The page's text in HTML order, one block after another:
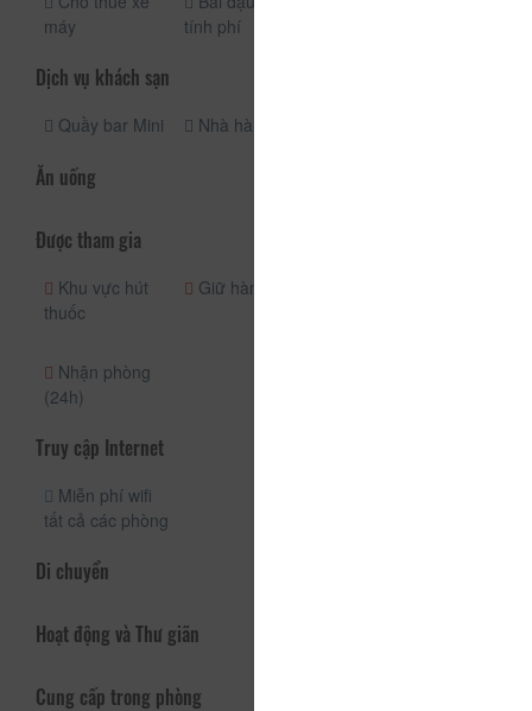
máy
tính phí
Dịch vụ khách sạn
Quầy bar Mini Nhà hàng
Ăn uống
Được tham gia
Khu vực hút
thuốc
Giữ hành lý
Nhận phòng
(24h)
Truy cập Internet
Miễn phí wifi
tất cả các phòng
Di chuyển
Hoạt động và Thư giãn
Cung cấp trong phòng